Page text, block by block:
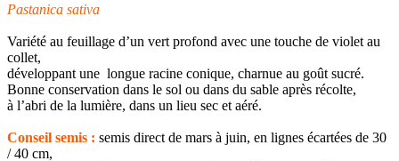
Pastanica sativa
Variété au feuillage d’un vert profond avec une touche de violet au
collet,
développant une longue racine conique, charnue au goût sucré.
Bonne conservation dans le sol ou dans du sable après récolte,
à l’abri de la lumière, dans un lieu sec et aéré.
Conseil semis : semis direct de mars à juin, en lignes écartées de 30
/ 40 cm,